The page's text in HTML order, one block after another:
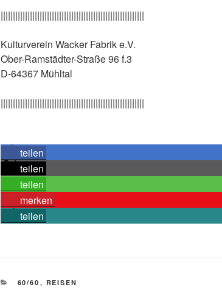
|||||||||||||||||||||||||||||||||||||||||||||||||||||||||||
Kulturverein Wacker Fabrik e.V.
Ober-Ramstädter-Straße 96 f.3
D-64367 Mühltal
|||||||||||||||||||||||||||||||||||||||||||||||||||||||||||
teilen
teilen
teilen
merken
teilen
KATEGORIEN
60/60 , REISEN